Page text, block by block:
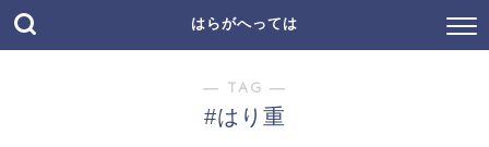
はらがへっては
― TAG ―
#はり重